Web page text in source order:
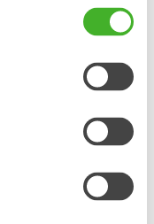
기업 스틸리스트
로테이터 라인업의 신규
제어 유압 특허 기술인
회, 1,000제곱미터(㎡)
표준 확산을 중심으로